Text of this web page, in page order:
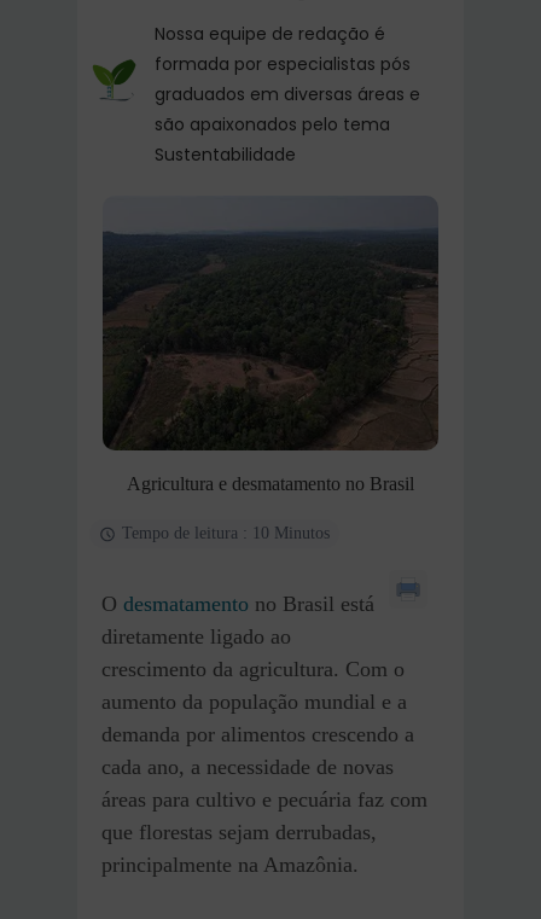
Nossa equipe de redação é
formada por especialistas pós
graduados em diversas áreas e
são apaixonados pelo tema
Sustentabilidade
Agricultura e desmatamento no Brasil
Tempo de leitura : 10 Minutos
O desmatamento no Brasil está
diretamente ligado ao
crescimento da agricultura. Com o
aumento da população mundial e a
demanda por alimentos crescendo a
cada ano, a necessidade de novas
áreas para cultivo e pecuária faz com
que florestas sejam derrubadas,
principalmente na Amazônia.